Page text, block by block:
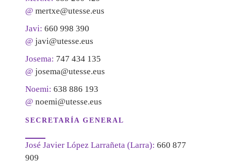
@ mertxe@utesse.eus
Javi: 660 998 390
@ javi@utesse.eus
Josema: 747 434 135
@ josema@utesse.eus
Noemi: 638 886 193
@ noemi@utesse.eus
SECRETARÍA GENERAL
José Javier López Larrañeta (Larra): 660 877
909